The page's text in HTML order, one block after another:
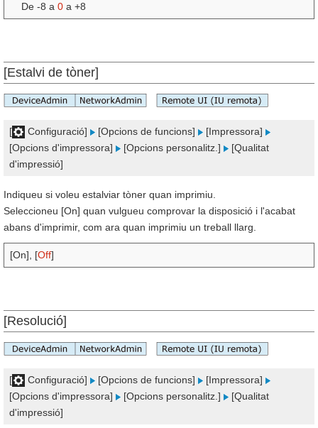
De -8 a 0 a +8
[Estalvi de tòner]
[ Configuració] [Opcions de funcions]
[Impressora]
[Opcions d'impressora]
[Opcions personalitz.]
[Qualitat
d'impressió]
Indiqueu si voleu estalviar tòner quan imprimiu.
Seleccioneu [On] quan vulgueu comprovar la disposició i l'acabat
abans d'imprimir, com ara quan imprimiu un treball llarg.
[On], [Off]
[Resolució]
[ Configuració] [Opcions de funcions]
[Impressora]
[Opcions d'impressora]
[Opcions personalitz.]
[Qualitat
d'impressió]